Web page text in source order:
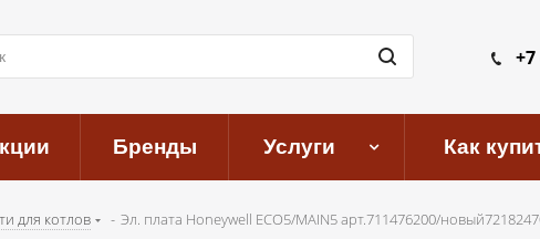
+7
Бренды Услуги Как
для котлов - Эл. плата Honeywell ECO5/MAIN5 арт.711476200/